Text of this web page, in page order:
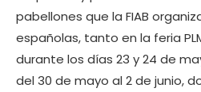
pabellones que la FIAB
españolas, tanto en la feria
durante los días 23 y 24 de
del 30 de mayo al 2 de junio,